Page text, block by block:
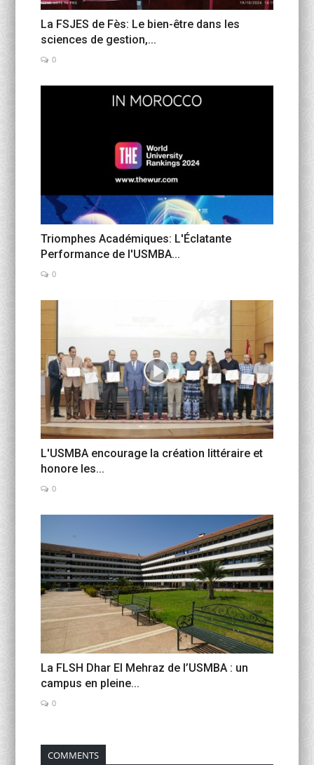
La FSJES de Fès: Le bien-être dans les
sciences de gestion,...
0
Triomphes Académiques: L'Éclatante
Performance de l'USMBA...
0
L'USMBA encourage la création littéraire et
honore les...
0
La FLSH Dhar El Mehraz de l’USMBA : un
campus en pleine...
0
COMMENTS